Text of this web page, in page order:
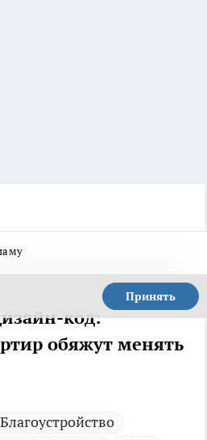
Принять
код:
обяжут менять
Благоустройство